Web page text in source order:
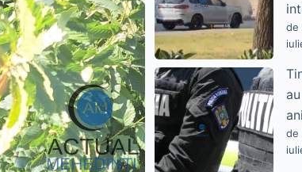
de
de